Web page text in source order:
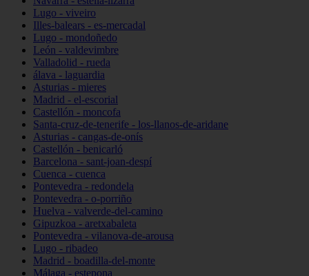
Lugo - viveiro
Illes-balears - es-mercadal
Lugo - mondoñedo
León - valdevimbre
Valladolid - rueda
álava - laguardia
Asturias - mieres
Madrid - el-escorial
Castellón - moncofa
Santa-cruz-de-tenerife - los-llanos-de-aridane
Asturias - cangas-de-onís
Castellón - benicarló
Barcelona - sant-joan-despí
Cuenca - cuenca
Pontevedra - redondela
Pontevedra - o-porriño
Huelva - valverde-del-camino
Gipuzkoa - aretxabaleta
Pontevedra - vilanova-de-arousa
Lugo - ribadeo
Madrid - boadilla-del-monte
Málaga - estepona